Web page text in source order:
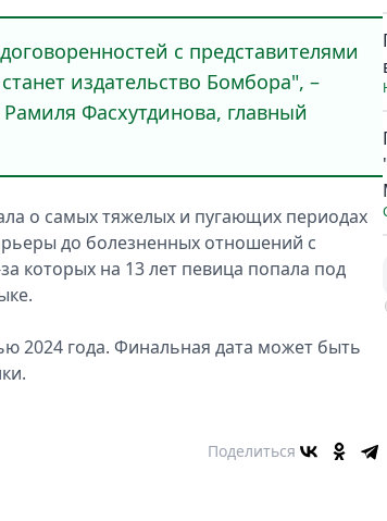
с представителями
издательство Бомбора", –
Фасхутдинова, главный
о самых тяжелых и пугающих периодах
до болезненных отношений с
которых на 13 лет певица попала под
2024 года. Финальная дата может быть
Поделиться